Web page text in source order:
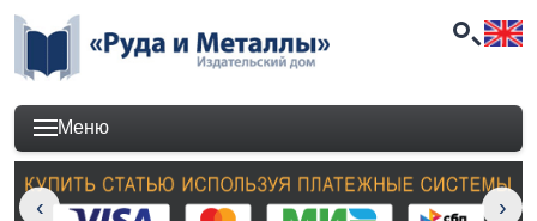
Меню